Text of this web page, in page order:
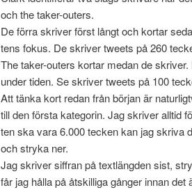
och the taker-outers.
De förra skriver först långt och kor­tar
tens fokus. De skriver tweets på 260
The taker-outers kor­tar medan de
under tiden. Se skriver tweets på 100
Att tänka kort redan från bör­jan är
till den första kat­e­gorin. Jag skriver alltid
ten ska vara 6.000 tecken kan jag skriva
och stryka ner.
Jag skriver siffran på textläng­den sist,
får jag hålla på åtskil­liga gånger innan